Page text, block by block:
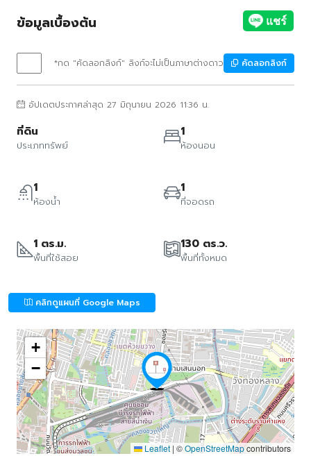
ข้อมูลเบื้องต้น
*กด "คัดลอกลิงก์" ลิงก์จะไม่เป็นภาษาต่างดาว คัดลอกลิงก์
อัปเดตประกาศล่าสุด 27 มิถุนายน 2026 11:36 น.
ที่ดิน
ประเภททรัพย์
1
ห้องนอน
1
ห้องน้ำ
1
ที่จอดรถ
1 ตร.ม.
พื้นที่ใช้สอย
130 ตร.ว.
พื้นที่ทั้งหมด
คลิกดูแผนที่ Google Maps
+
−
Leaflet | ©OpenStreetMapcontributors